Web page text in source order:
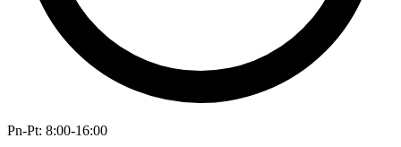
Pn-Pt: 8:00-16:00